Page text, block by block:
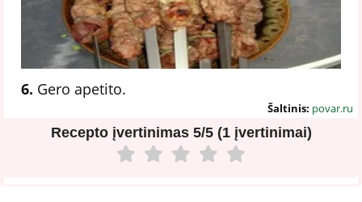
6. Gero apetito.
Šaltinis: povar.ru
Recepto įvertinimas 5/5 (1 įvertinimai)